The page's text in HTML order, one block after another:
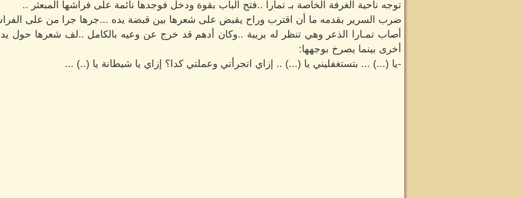
توجه ناحية الغرفة الخاصة بـ تمارا ..فتح الباب بقوة ودخل فوجدها نائمة على فراشها المبعثر ..
ضرب السرير بقدمه ما أن اقترب وراح يقبض على شعرها بين قبضة يده ...جرها جرا من على
أصاب تمـارا الذعر وهي تنظر له بريبة ..وكان أدهم قد خرج عن وعيه بالكامل ..لف شعرها حول
أخرى بينما يصرخ بوجهها:
-يا (...) ... بتستغفليني يا (...) .. إزاي اتجرأتي وعملتي كدا؟ إزاي يا شيطانة يا (..) ...